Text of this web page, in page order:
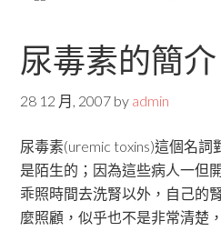
尿毒素的簡介
28 12 月, 2007 by admin
尿毒素(uremic toxins)這個名詞
是陌生的；因為這些病人一但
乖照時間去洗腎以外，自己的
麼照顧，似乎也不是非常清楚